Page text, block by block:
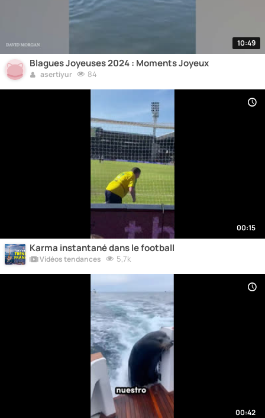
10:49
Blagues Joyeuses 2024 : Moments Joyeux
asertiyur 84
00:15
Karma instantané dans le football
Vidéos tendances 5,7k
00:42